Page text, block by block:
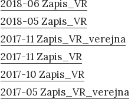
2018-06 Zapis_VR
2018-05 Zapis_VR
2017-11 Zapis_VR_verejna
2017-11 Zapis_VR
2017-10 Zapis_VR
2017-05 Zapis_VR_verejna